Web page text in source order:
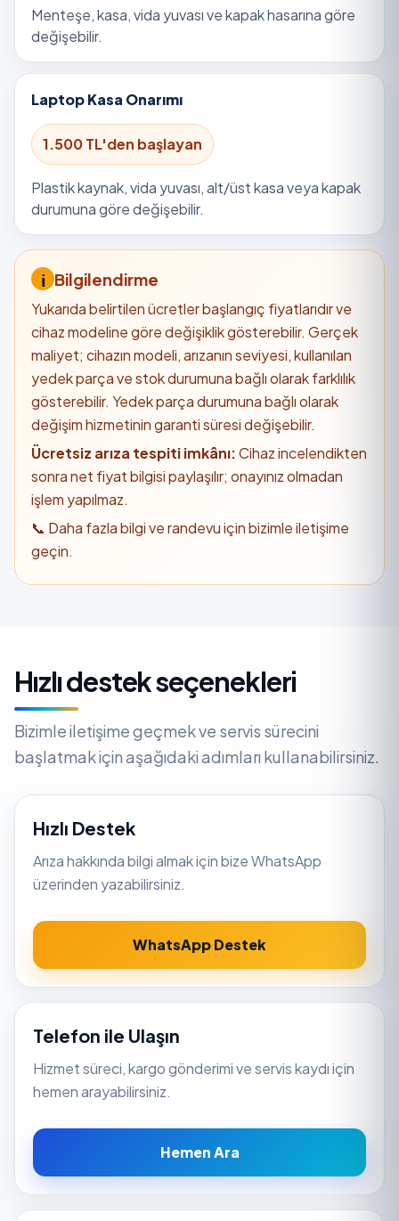
Menteşe, kasa, vida yuvası ve kapak hasarına göre
değişebilir.
Laptop Kasa Onarımı
1.500 TL'den başlayan
Plastik kaynak, vida yuvası, alt/üst kasa veya kapak
durumuna göre değişebilir.
Bilgilendirme
Yukarıda belirtilen ücretler başlangıç fiyatlarıdır ve
cihaz modeline göre değişiklik gösterebilir. Gerçek
maliyet; cihazın modeli, arızanın seviyesi, kullanılan
yedek parça ve stok durumuna bağlı olarak farklılık
gösterebilir. Yedek parça durumuna bağlı olarak
değişim hizmetinin garanti süresi değişebilir.
Ücretsiz arıza tespiti imkânı:Cihaz incelendikten
sonra net fiyat bilgisi paylaşılır; onayınız olmadan
işlem yapılmaz.
📞 Daha fazla bilgi ve randevu için bizimle iletişime
geçin.
Hızlı destek seçenekleri
Bizimle iletişime geçmek ve servis sürecini
başlatmak için aşağıdaki adımları kullanabilirsiniz.
Hızlı Destek
Arıza hakkında bilgi almak için bize WhatsApp
üzerinden yazabilirsiniz.
WhatsApp Destek
Telefon ile Ulaşın
Hizmet süreci, kargo gönderimi ve servis kaydı için
hemen arayabilirsiniz.
Hemen Ara